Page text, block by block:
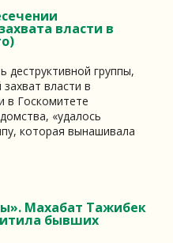
власти в
деструктивной группы,
власти в
в Госкомитете
«удалось
которая вынашивала
Махабат Тажибек
бывших